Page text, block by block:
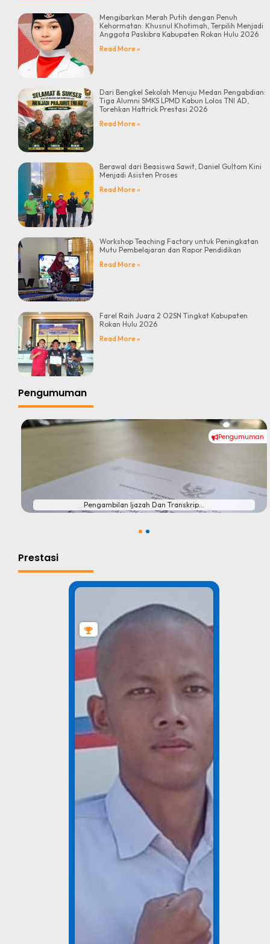
Mengibarkan Merah Putih dengan Penuh
Kehormatan: Khusnul Khotimah, Terpilih Menjadi
Anggota Paskibra Kabupaten Rokan Hulu 2026
Read More »
Dari Bengkel Sekolah Menuju Medan Pengabdian:
Tiga Alumni SMKS LPMD Kabun Lolos TNI AD,
Torehkan Hattrick Prestasi 2026
Read More »
Berawal dari Beasiswa Sawit, Daniel Gultom Kini
Menjadi Asisten Proses
Read More »
Workshop Teaching Factory untuk Peningkatan
Mutu Pembelajaran dan Rapor Pendidikan
Read More »
Farel Raih Juara 2 O2SN Tingkat Kabupaten
Rokan Hulu 2026
Read More »
Pengumuman
Pengumuman
#
Pengambilan Ijazah Dan Transkrip...
Prestasi